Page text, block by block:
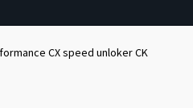
CX speed unloker CK